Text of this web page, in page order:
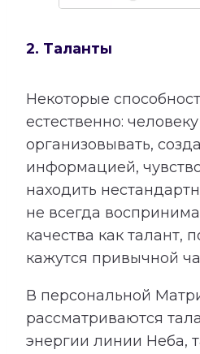
2. Таланты
Некоторые
естественно:
организовывать,
информацией,
находить
не всегда
качества как талант,
кажутся привычной
В персональной
рассматриваются
энергии линии Неба,